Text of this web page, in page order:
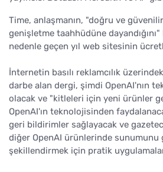
Time, anlaşmanın, "doğru ve
genişletme taahhüdüne
nedenle geçen yıl web sitesinin
İnternetin basılı reklamcılık
darbe alan dergi, şimdi OpenAI'nın
olacak ve "kitleleri için yeni ürünler
OpenAI'ın teknolojisinden
geri bildirimler sağlayacak ve
diğer OpenAI ürünlerinde sunumunu
şekillendirmek için pratik